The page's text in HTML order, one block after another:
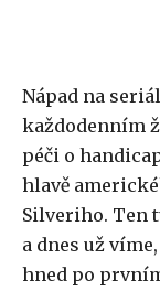
Nápad na
každodenním
péči o
hlavě
Silveriho. Ten
a dnes už
hned po